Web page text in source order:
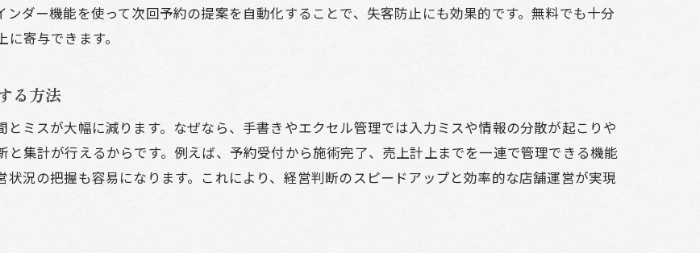
美容室の顧客管理がリピート率向上に与える影響
美容室の失客を防ぐ顧客管理の実践的対策
美容室顧客管理でリピーター増を実現するステップ
ダー機能を使って次回予約の提案を自動化することで、失客防止にも効果的です。無料でも十分
寄与できます。
る方法
ミスが大幅に減ります。なぜなら、手書きやエクセル管理では入力ミスや情報の分散が起こりや
集計が行えるからです。例えば、予約受付から施術完了、売上計上までを一連で管理できる機能
況の把握も容易になります。これにより、経営判断のスピードアップと効率的な店舗運営が実現